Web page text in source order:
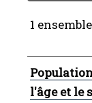
1
l'âge et le